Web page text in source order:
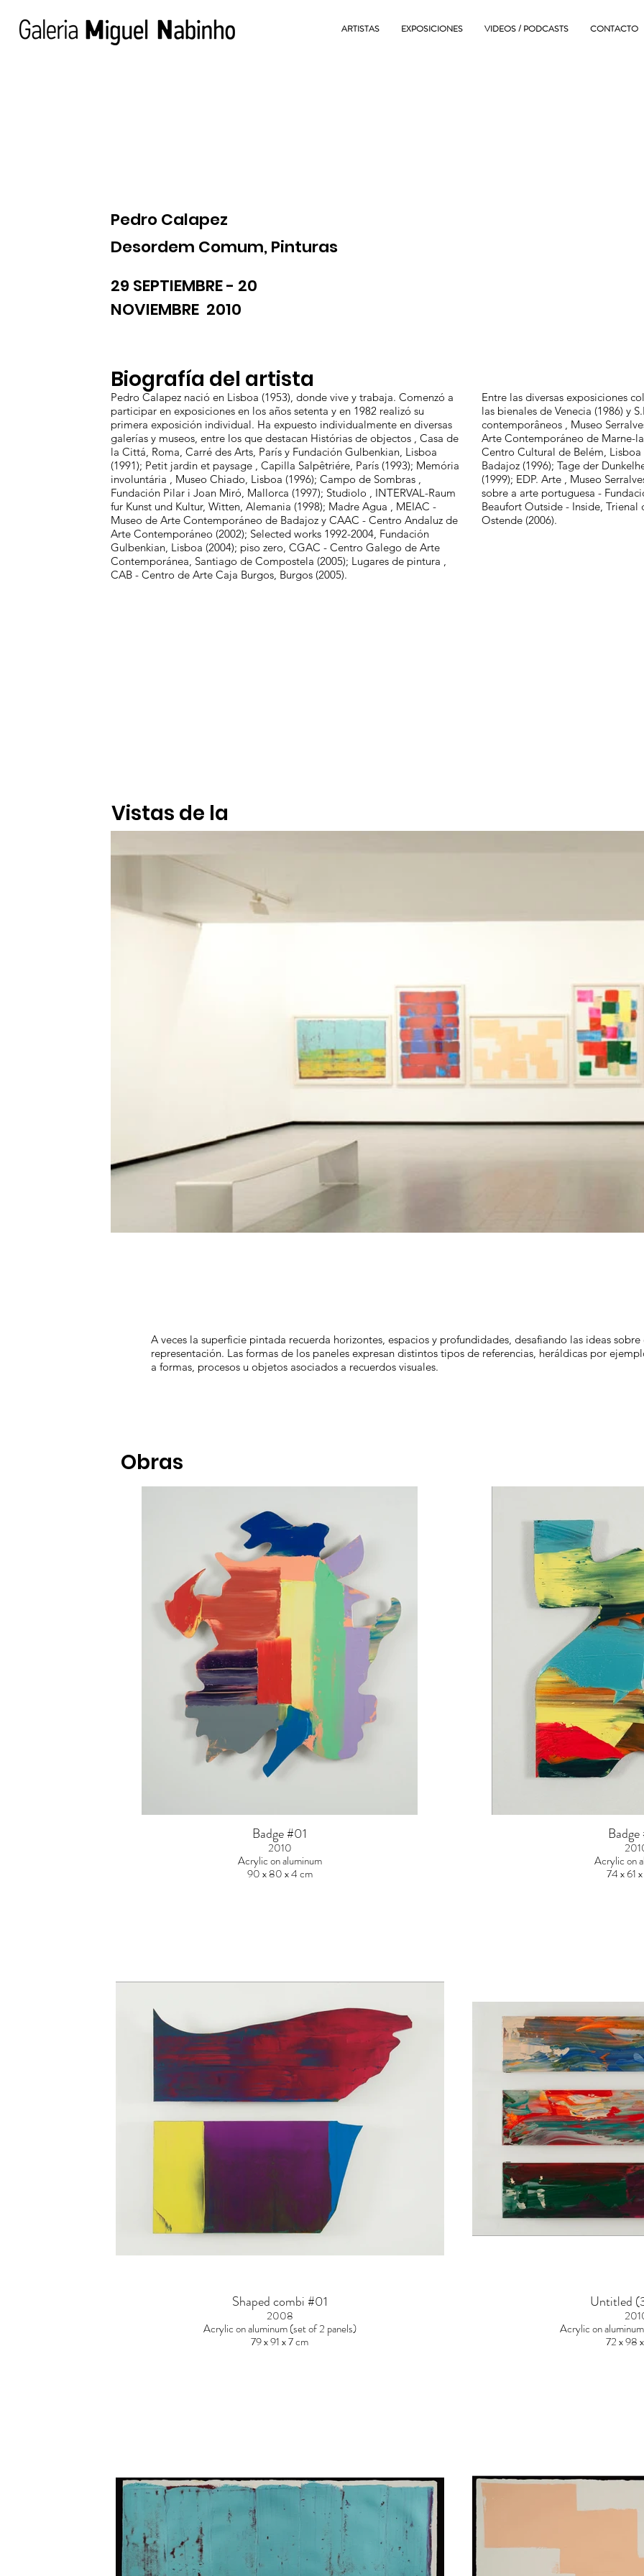
ARTISTAS EXPOSICIONES VIDEOS / PODCASTS CONTACTO
Pedro Calapez
Desordem Comum, Pinturas
29 SEPTIEMBRE - 20
NOVIEMBRE 2010
Vistas de la
Obras
Badge #01
2010
Acrylic on aluminum
90 x 80 x 4 cm
Acrylic on
74 x 61
Shaped combi #01
2008
Acrylic on aluminum (set of 2 panels)
79 x 91 x 7 cm
Untitled
Acrylic on
72 x 98
Entre las diversas exposiciones
las bienales de Venecia (1986) y
contemporâneos , Museo
Arte Contemporáneo de Marne-
Centro Cultural de Belém,
Badajoz (1996); Tage der
(1999); EDP. Arte , Museo
sobre a arte portuguesa -
Beaufort Outside - Inside,
Ostende (2006).
Pedro Calapez nació en Lisboa (1953), donde vive y trabaja. Comenzó a
participar en exposiciones en los años setenta y en 1982 realizó su
primera exposición individual. Ha expuesto individualmente en diversas
galerías y museos, entre los que destacan Histórias de objectos , Casa de
la Cittá, Roma, Carré des Arts, París y Fundación Gulbenkian, Lisboa
(1991); Petit jardin et paysage , Capilla Salpêtriére, París (1993); Memória
involuntária , Museo Chiado, Lisboa (1996); Campo de Sombras ,
Fundación Pilar i Joan Miró, Mallorca (1997); Studiolo , INTERVAL-Raum
fur Kunst und Kultur, Witten, Alemania (1998); Madre Agua , MEIAC -
Museo de Arte Contemporáneo de Badajoz y CAAC - Centro Andaluz de
Arte Contemporáneo (2002); Selected works 1992-2004, Fundación
Gulbenkian, Lisboa (2004); piso zero, CGAC - Centro Galego de Arte
Contemporánea, Santiago de Compostela (2005); Lugares de pintura ,
CAB - Centro de Arte Caja Burgos, Burgos (2005).
Biografía del artista
A veces la superficie pintada recuerda horizontes, espacios y profundidades, desafiando las ideas
representación. Las formas de los paneles expresan distintos tipos de referencias, heráldicas por
a formas, procesos u objetos asociados a recuerdos visuales.